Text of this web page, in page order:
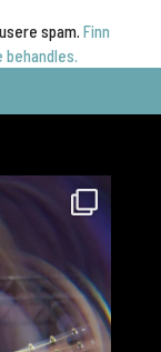
spam. Finn